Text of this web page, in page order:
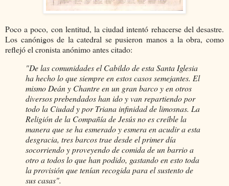
Poco a poco, con lentitud, la ciudad intentó rehacerse del desastre.
Los canónigos de la catedral se pusieron manos a la obra, como
reflejó el cronista anónimo antes citado:
"De las comunidades el Cabildo de esta Santa Iglesia
ha hecho lo que siempre en estos casos semejantes. El
mismo Deán y Chantre en un gran barco y en otros
diversos prebendados han ido y van repartiendo por
todo la Ciudad y por Triana infinidad de limosnas. La
Religión de la Compañía de Jesús no es creíble la
manera que se ha esmerado y esmera en acudir a esta
desgracia, tres barcos trae desde el primer día
socorriendo y proveyendo de comida de un barrio a
otro a todos lo que han podido, gastando en esto toda
la provisión que tenían recogida para el sustento de
sus casas".